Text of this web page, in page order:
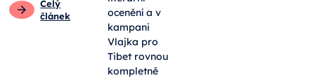
Celý
článek
ocenění a v
kampani
Vlajka pro
Tibet rovnou
kompletně